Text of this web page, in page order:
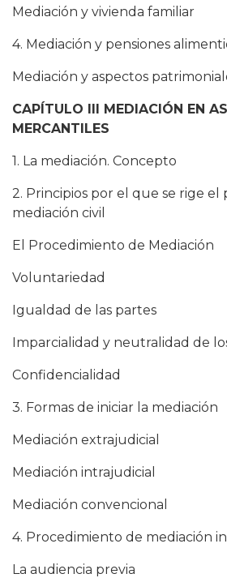
Mediación y vivienda familiar
4. Mediación y pensiones
Mediación y aspectos
CAPÍTULO III MEDIACIÓN EN
MERCANTILES
1. La mediación. Concepto
2. Principios por el que se rige
mediación civil
El Procedimiento de Mediación
Voluntariedad
Igualdad de las partes
Imparcialidad y neutralidad de
Confidencialidad
3. Formas de iniciar la mediación
Mediación extrajudicial
Mediación intrajudicial
Mediación convencional
4. Procedimiento de mediación
La audiencia previa